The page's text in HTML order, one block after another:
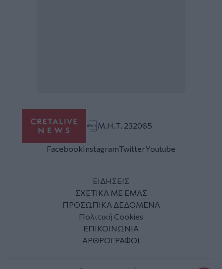
Μ.Η.Τ. 232065
FacebookInstagramTwitterYoutube
ΕΙΔΗΣΕΙΣ
ΣΧΕΤΙΚΑ ΜΕ ΕΜΑΣ
ΠΡΟΣΩΠΙΚΑ ΔΕΔΟΜΕΝΑ
Πολιτική Cookies
ΕΠΙΚΟΙΝΩΝΙΑ
ΑΡΘΡΟΓΡΑΦΟΙ